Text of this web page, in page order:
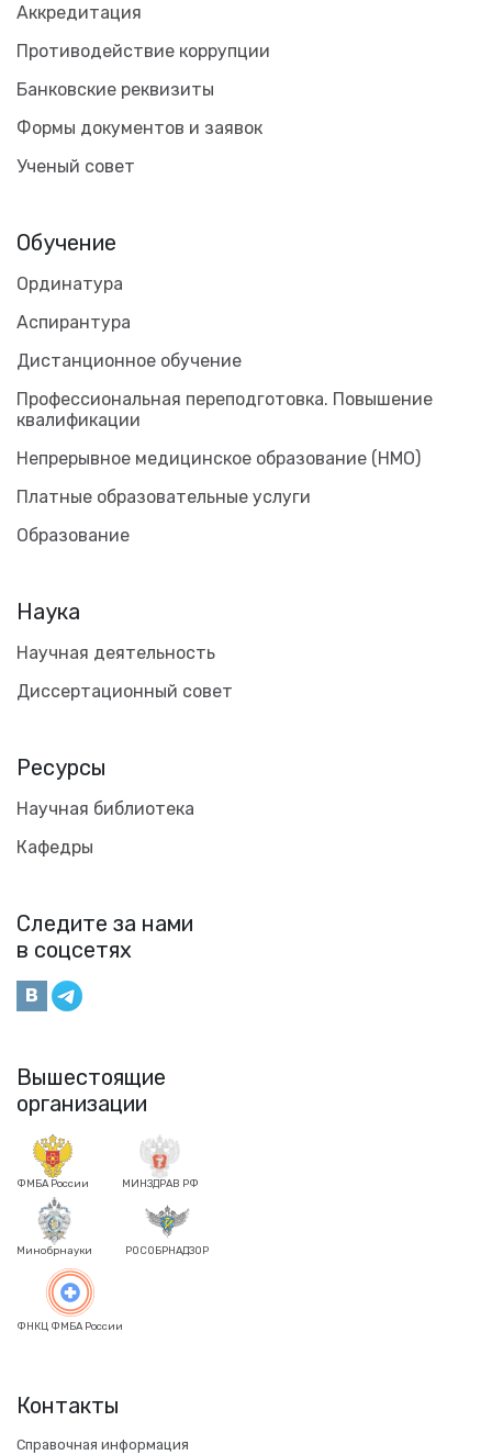
Аккредитация
Противодействие коррупции
Банковские реквизиты
Формы документов и заявок
Ученый совет
Обучение
Ординатура
Аспирантура
Дистанционное обучение
Профессиональная переподготовка. Повышение
квалификации
Непрерывное медицинское образование (НМО)
Платные образовательные услуги
Образование
Наука
Научная деятельность
Диссертационный совет
Ресурсы
Научная библиотека
Кафедры
Следите за нами
в соцсетях
Вышестоящие
организации
ФМБА России МИНЗДРАВ РФ
Минобрнауки РОСОБРНАДЗОР
ФНКЦ ФМБА России
Контакты
Справочная информация